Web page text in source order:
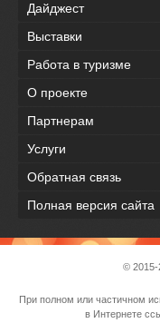
Дайджест
Выставки
Работа в туризме
О проекте
Партнерам
Услуги
Обратная связь
Полная версия сайта
© 2015-
При полном или частичном
в Интернете